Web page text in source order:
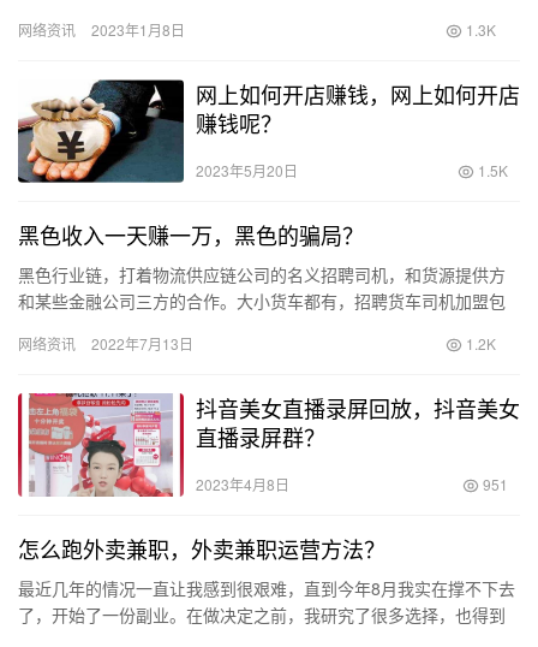
来，但…
网络资讯 2023年1月8日 1.3K
网上如何开店赚钱，网上如何开店
赚钱呢？
2023年5月20日 1.5K
黑色收入一天赚一万，黑色的骗局？
黑色行业链，打着物流供应链公司的名义招聘司机，和货源提供方
和某些金融公司三方的合作。大小货车都有，招聘货车司机加盟包
盟…
网络资讯 2022年7月13日 1.2K
抖音美女直播录屏回放，抖音美女
直播录屏群？
2023年4月8日 951
怎么跑外卖兼职，外卖兼职运营方法？
最近几年的情况一直让我感到很艰难，直到今年8月我实在撑不下去
了，开始了一份副业。在做决定之前，我研究了很多选择，也得到